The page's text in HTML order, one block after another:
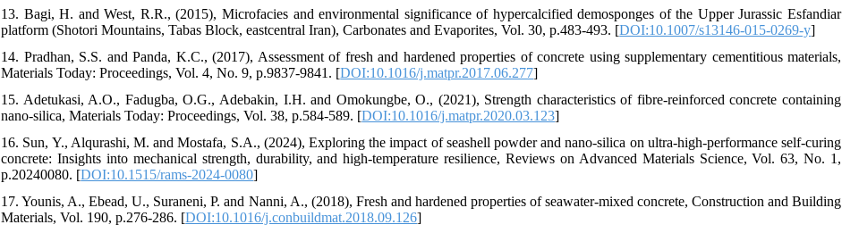
13. Bagi, H. and West, R.R., (2015), Microfacies and environmental significance of hypercalcified demosponges of the Upper Jurassic Esfandiar
platform (Shotori Mountains, Tabas Block, eastcentral Iran), Carbonates and Evaporites, Vol. 30, p.483-493. [DOI:10.1007/s13146-015-0269-y]
14. Pradhan, S.S. and Panda, K.C., (2017), Assessment of fresh and hardened properties of concrete using supplementary cementitious materials,
Materials Today: Proceedings, Vol. 4, No. 9, p.9837-9841. [DOI:10.1016/j.matpr.2017.06.277]
15. Adetukasi, A.O., Fadugba, O.G., Adebakin, I.H. and Omokungbe, O., (2021), Strength characteristics of fibre-reinforced concrete containing
nano-silica, Materials Today: Proceedings, Vol. 38, p.584-589. [DOI:10.1016/j.matpr.2020.03.123]
16. Sun, Y., Alqurashi, M. and Mostafa, S.A., (2024), Exploring the impact of seashell powder and nano-silica on ultra-high-performance self-curing
concrete: Insights into mechanical strength, durability, and high-temperature resilience, Reviews on Advanced Materials Science, Vol. 63, No. 1,
p.20240080. [DOI:10.1515/rams-2024-0080]
17. Younis, A., Ebead, U., Suraneni, P. and Nanni, A., (2018), Fresh and hardened properties of seawater-mixed concrete, Construction and Building
Materials, Vol. 190, p.276-286. [DOI:10.1016/j.conbuildmat.2018.09.126]